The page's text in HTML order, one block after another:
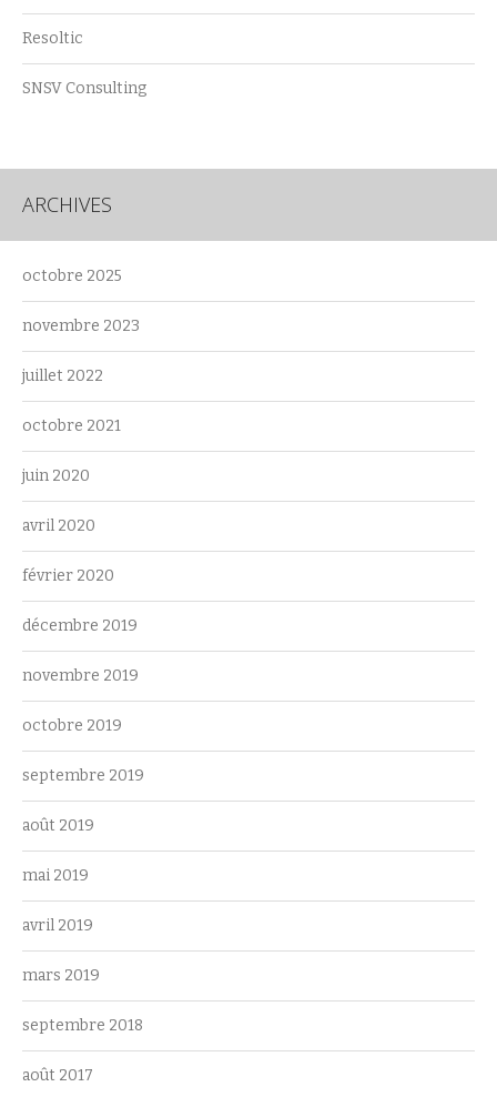
Resoltic
SNSV Consulting
ARCHIVES
octobre 2025
novembre 2023
juillet 2022
octobre 2021
juin 2020
avril 2020
février 2020
décembre 2019
novembre 2019
octobre 2019
septembre 2019
août 2019
mai 2019
avril 2019
mars 2019
septembre 2018
août 2017